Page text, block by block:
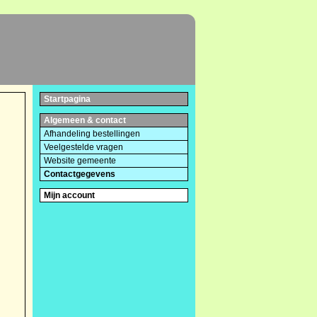
Startpagina
Algemeen & contact
Afhandeling bestellingen
Veelgestelde vragen
Website gemeente
Contactgegevens
Mijn account